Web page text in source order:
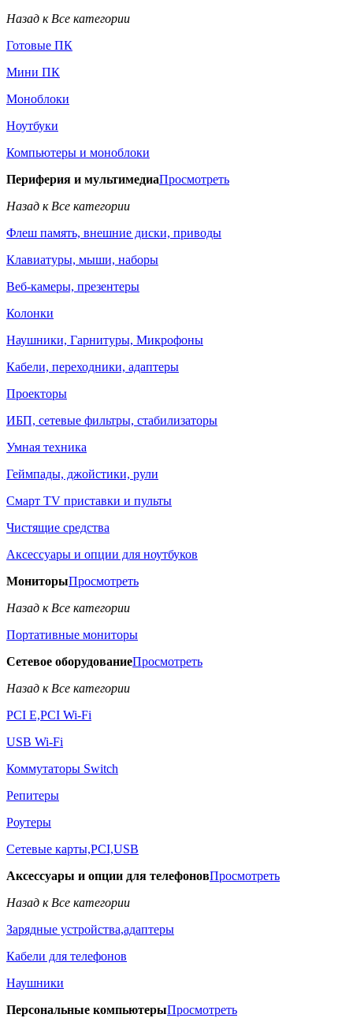
Назад к Все категории
Готовые ПК
Мини ПК
Моноблоки
Ноутбуки
Компьютеры и моноблоки
Периферия и мультимедиаПросмотреть
Назад к Все категории
Флеш память, внешние диски, приводы
Клавиатуры, мыши, наборы
Веб-камеры, презентеры
Колонки
Наушники, Гарнитуры, Микрофоны
Кабели, переходники, адаптеры
Проекторы
ИБП, сетевые фильтры, стабилизаторы
Умная техника
Геймпады, джойстики, рули
Смарт TV приставки и пульты
Чистящие средства
Аксессуары и опции для ноутбуков
МониторыПросмотреть
Назад к Все категории
Портативные мониторы
Сетевое оборудованиеПросмотреть
Назад к Все категории
PCI E,PCI Wi-Fi
USB Wi-Fi
Коммутаторы Switch
Репитеры
Роутеры
Сетевые карты,PCI,USB
Аксессуары и опции для телефоновПросмотреть
Назад к Все категории
Зарядные устройства,адаптеры
Кабели для телефонов
Наушники
Персональные компьютерыПросмотреть